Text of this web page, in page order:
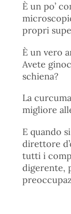
È un po’
propri
È un vero
Avete
schiena?
La
migliore
E quando
direttore
tutti i
digerente,